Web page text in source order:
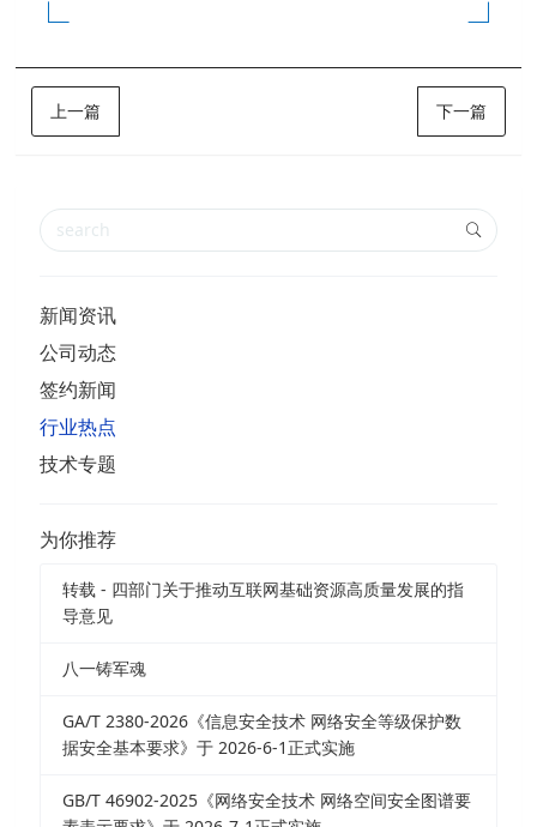
上一篇 下一篇
新闻资讯
公司动态
签约新闻
行业热点
技术专题
为你推荐
转载 - 四部门关于推动互联网基础资源高质量发展的指
导意见
八一铸军魂
GA/T 2380-2026《信息安全技术 网络安全等级保护数
据安全基本要求》于 2026-6-1正式实施
GB/T 46902-2025《网络安全技术 网络空间安全图谱要